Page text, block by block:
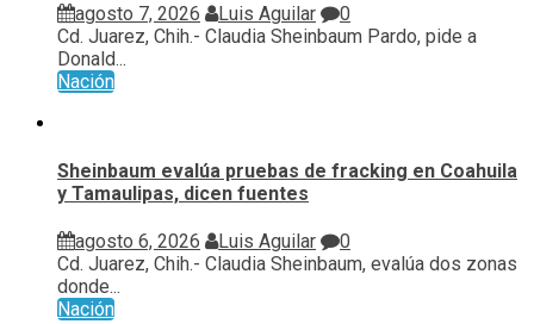
agosto 7, 2026 Luis Aguilar
0
Cd. Juarez, Chih.- Claudia Sheinbaum Pardo, pide a
Donald...
Nación
Sheinbaum evalúa pruebas de fracking en Coahuila
y Tamaulipas, dicen fuentes
agosto 6, 2026 Luis Aguilar
0
Cd. Juarez, Chih.- Claudia Sheinbaum, evalúa ⁠dos zonas
donde...
Nación